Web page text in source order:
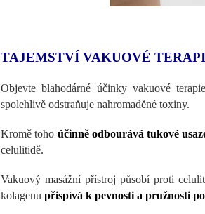
TAJEMSTVÍ VAKUOVÉ
Objevte blahodárné účinky vakuové
spolehlivě odstraňuje nahromaděné toxiny.
Kromě toho účinně odbourává tukové
celulitidě.
Vakuový masážní přístroj působí proti
kolagenu přispívá k pevnosti a pružnosti